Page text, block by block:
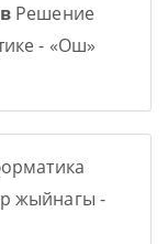
Решение
- «Ош»
жыйнагы -